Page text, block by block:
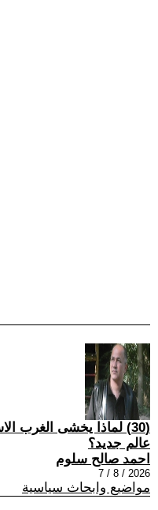
(30) لماذا يخشى الغرب
عالم جديد؟
احمد صالح سلوم
2026 / 8 / 7
مواضيع وابحاث سياسية